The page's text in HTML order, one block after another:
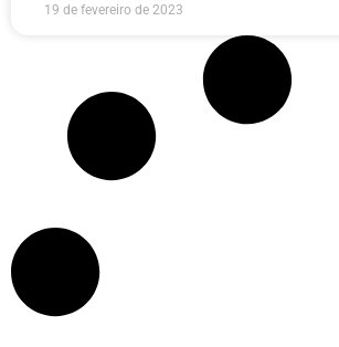
19 de fevereiro de 2023